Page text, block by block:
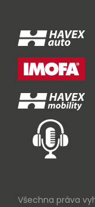
Všechna práva